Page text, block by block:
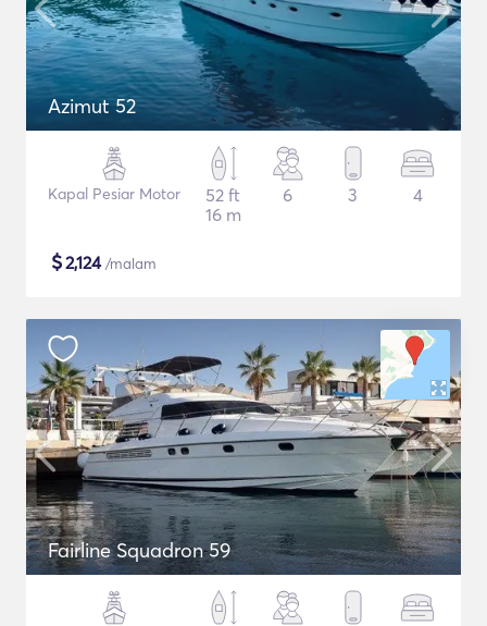
Azimut 52
Kapal Pesiar Motor
52 ft
16 m
6 3 4
$2,124/malam
Fairline Squadron 59